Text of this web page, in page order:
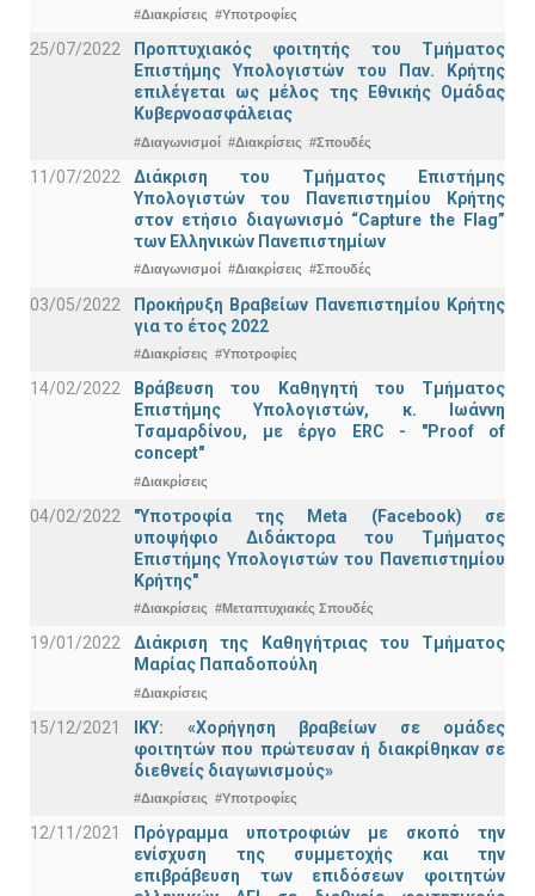
#Διακρίσεις #Υποτροφίες
25/07/2022
Προπτυχιακός φοιτητής του Τμήματος
Επιστήμης Υπολογιστών του Παν. Κρήτης
επιλέγεται ως μέλος της Εθνικής Ομάδας
Κυβερνοασφάλειας
#Διαγωνισμοί #Διακρίσεις #Σπουδές
11/07/2022
Διάκριση του Τμήματος Επιστήμης
Υπολογιστών του Πανεπιστημίου Κρήτης
στον ετήσιο διαγωνισμό “Capture the Flag”
των Ελληνικών Πανεπιστημίων
#Διαγωνισμοί #Διακρίσεις #Σπουδές
03/05/2022
Προκήρυξη Βραβείων Πανεπιστημίου Κρήτης
για το έτος 2022
#Διακρίσεις #Υποτροφίες
14/02/2022
Βράβευση του Καθηγητή του Τμήματος
Επιστήμης Υπολογιστών, κ. Ιωάννη
Τσαμαρδίνου, με έργο ERC - "Proof of
concept"
#Διακρίσεις
04/02/2022
"Υποτροφία της Meta (Facebook) σε
υποψήφιο Διδάκτορα του Τμήματος
Επιστήμης Υπολογιστών του Πανεπιστημίου
Κρήτης"
#Διακρίσεις #Μεταπτυχιακές Σπουδές
19/01/2022
Διάκριση της Καθηγήτριας του Τμήματος
Μαρίας Παπαδοπούλη
#Διακρίσεις
15/12/2021
IKY: «Χορήγηση βραβείων σε ομάδες
φοιτητών που πρώτευσαν ή διακρίθηκαν σε
διεθνείς διαγωνισμούς»
#Διακρίσεις #Υποτροφίες
12/11/2021
Πρόγραμμα υποτροφιών με σκοπό την
ενίσχυση της συμμετοχής και την
επιβράβευση των επιδόσεων φοιτητών